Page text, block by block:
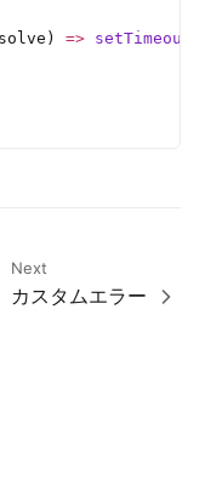
=> setTimeout
Next
カスタムエラー